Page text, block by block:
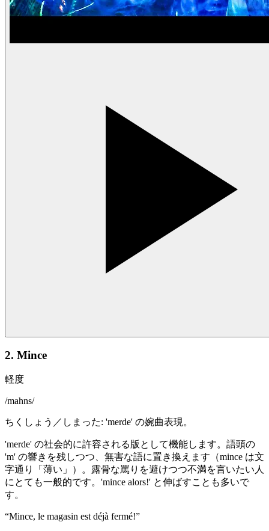
2. Mince
軽度
/mahns/
ちくしょう／しまった: 'merde' の婉曲表現。
'merde' の社会的に許容される版として機能します。語頭の
'm' の響きを残しつつ、無害な語に置き換えます（mince は文
字通り「薄い」）。露骨な罵りを避けつつ不満を言いたい人
にとても一般的です。'mince alors!' と伸ばすことも多いで
す。
“Mince, le magasin est déjà fermé!”